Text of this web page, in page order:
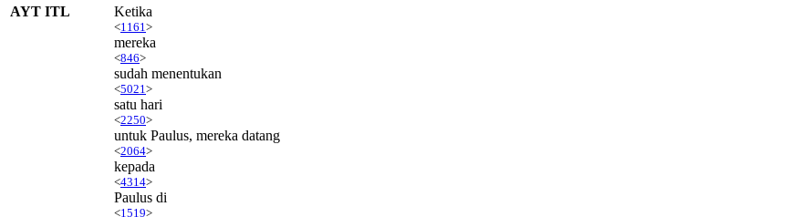
AYT ITL
Ketika
<1161 >
mereka
<846>
sudah menentukan
<5021 >
satu hari
<2250>
untuk Paulus, mereka datang
<2064>
kepada
<4314>
Paulus di
<1519>